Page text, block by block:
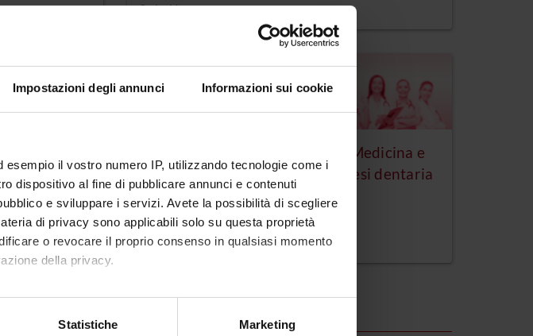
Impostazioni degli annunci Informazioni sui cookie
il vostro numero IP, utilizzando tecnologie come i
dispositivo al fine di pubblicare annunci e contenuti
e sviluppare i servizi. Avete la possibilità di scegliere
di privacy sono applicabili solo su questa proprietà
o revocare il proprio consenso in qualsiasi momento
della privacy.
con un'approssimazione di qualche metro,
Statistiche Marketing
Sede: Verona
Semestre Filtro per l'accesso a Medicina e
chirurgia e Odontoiatria e protesi dentaria
Classe di appartenenza: FIL
Sede: Verona
attuale